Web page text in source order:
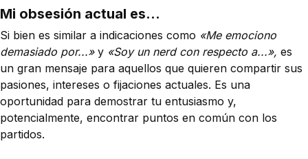
Mi obsesión actual es...
Si bien es similar a indicaciones como «Me emociono
demasiado por...»y «Soy un nerd con respecto a...», es
un gran mensaje para aquellos que quieren compartir sus
pasiones, intereses o fijaciones actuales. Es una
oportunidad para demostrar tu entusiasmo y,
potencialmente, encontrar puntos en común con los
partidos.